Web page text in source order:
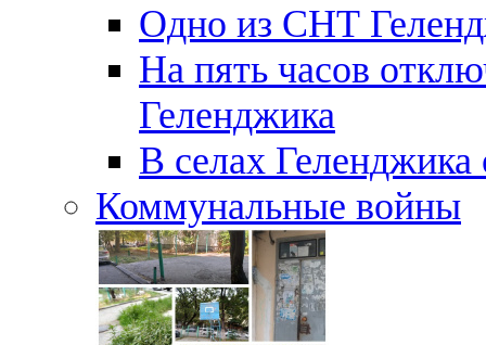
Одно из СНТ
На пять часов
Геленджика
В селах Геленджика
Коммунальные войны